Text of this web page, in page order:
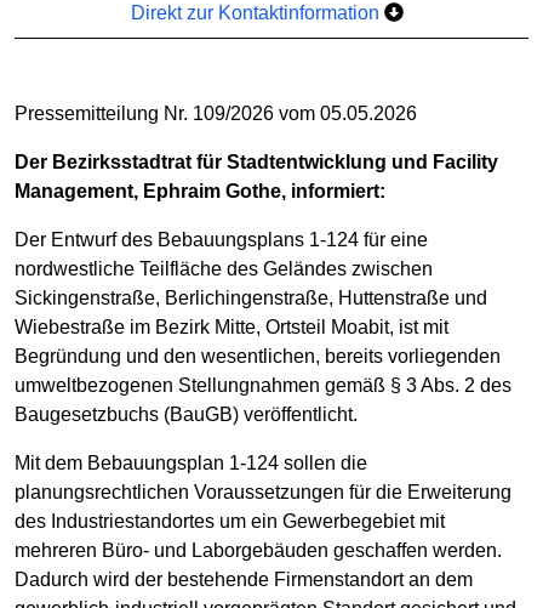
Direkt zur Kontaktinformation
Pressemitteilung Nr. 109/2026 vom 05.05.2026
Der Bezirksstadtrat für Stadtentwicklung und Facility
Management, Ephraim Gothe, informiert:
Der Entwurf des Bebauungsplans 1-124 für eine
nordwestliche Teilfläche des Geländes zwischen
Sickingenstraße, Berlichingenstraße, Huttenstraße und
Wiebestraße im Bezirk Mitte, Ortsteil Moabit, ist mit
Begründung und den wesentlichen, bereits vorliegenden
umweltbezogenen Stellungnahmen gemäß § 3 Abs. 2 des
Baugesetzbuchs (BauGB) veröffentlicht.
Mit dem Bebauungsplan 1-124 sollen die
planungsrechtlichen Voraussetzungen für die Erweiterung
des Industriestandortes um ein Gewerbegebiet mit
mehreren Büro- und Laborgebäuden geschaffen werden.
Dadurch wird der bestehende Firmenstandort an dem